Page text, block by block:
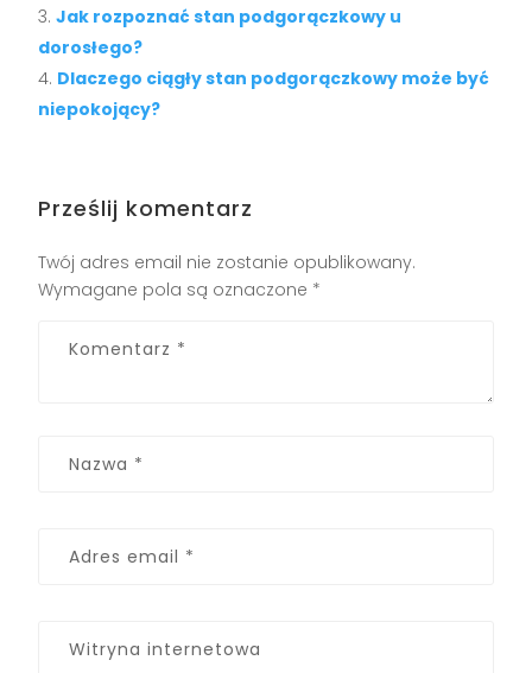
Jak rozpoznać stan podgorączkowy u
dorosłego?
Dlaczego ciągły stan podgorączkowy może być
niepokojący?
Prześlij komentarz
Twój adres email nie zostanie opublikowany.
Wymagane pola są oznaczone *